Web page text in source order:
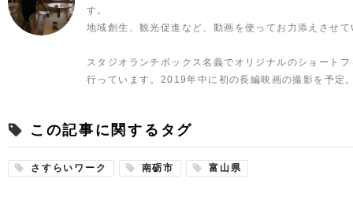
す。
地域創生、観光促進など、動画を使ってお力添えさせ
スタジオランチボックス名義でオリジナルのショート
行っています。2019年中に初の長編映画の撮影を予定
この記事に関するタグ
さすらいワーク 南砺市 富山県